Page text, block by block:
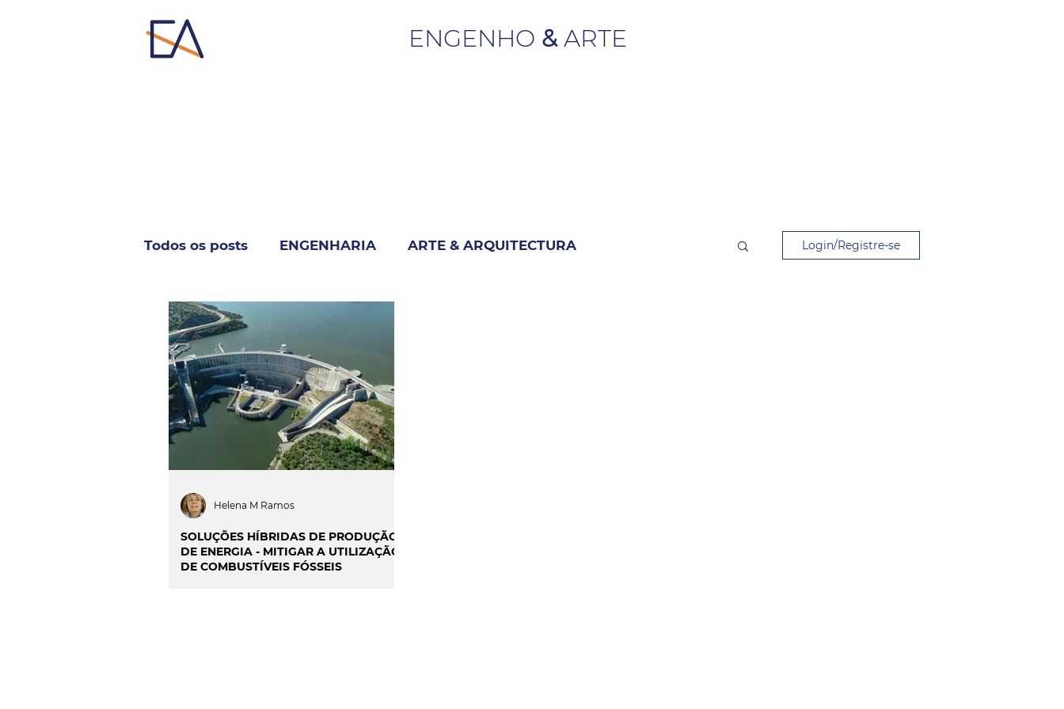
ENGENHO &ARTE
Todos os posts ENGENHARIA ARTE & ARQUITECTURA
INFORMÁTICA & TELECOM
INOVAÇÃO & SUSTENTABILIDADE
CIÊNCIA & SAÚDE OPINIÃO & TRENDS
PROJECTOS & OBRAS
Login/Registre-se
SOLUÇÕES HÍBRIDAS DE PRODUÇÃO
DE ENERGIA - MITIGAR A UTILIZAÇÃO
DE COMBUSTÍVEIS FÓSSEIS
Helena M Ramos